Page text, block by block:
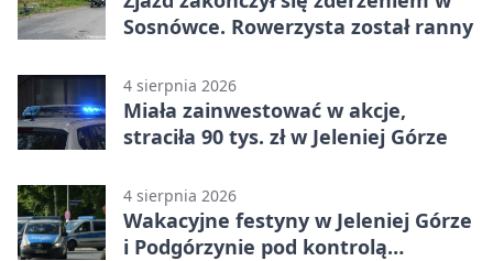
Sosnówce. Rowerzysta został ranny
4 sierpnia 2026
Miała zainwestować w akcje,
straciła 90 tys. zł w Jeleniej Górze
4 sierpnia 2026
Wakacyjne festyny w Jeleniej Górze
i Podgórzynie pod kontrolą